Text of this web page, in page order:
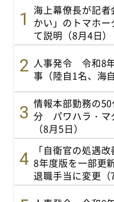
海上幕僚長が記
かい」のトマホ
て説明（8月4日）
人事発令 令和8
事（陸自1名、海
情報本部勤務の
分 パワハラ・マ
（8月5日）
「自衛官の処遇
8年度版を一部更
退職手当に変更（